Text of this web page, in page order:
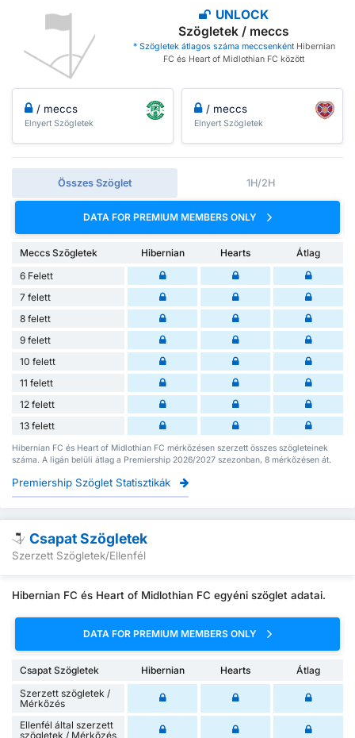
UNLOCK
Szögletek / meccs
* Szögletek átlagos száma meccsenkéntHibernian
FC és Heart of Midlothian FC között
/ meccs
Elnyert Szögletek
/ meccs
Elnyert Szögletek
Összes Szöglet 1H/2H
DATA FOR PREMIUM MEMBERS ONLY
Meccs Szögletek Hibernian Hearts
Átlag
6 Felett
7 felett
8 felett
9 felett
10 felett
11 felett
12 felett
13 felett
Hibernian FC és Heart of Midlothian FC mérkőzésen szerzett összes szögleteinek
száma. A ligán belüli átlag a Premiership 2026/2027 szezonban, 8 mérkőzésen át.
Premiership Szöglet Statisztikák
Csapat Szögletek
Szerzett Szögletek/Ellenfél
Hibernian FC és Heart of Midlothian FC egyéni szöglet adatai.
DATA FOR PREMIUM MEMBERS ONLY
Csapat Szögletek Hibernian Hearts
Átlag
Szerzett szögletek /
Mérkőzés
Ellenfél által szerzett
szögletek / Mérkőzés